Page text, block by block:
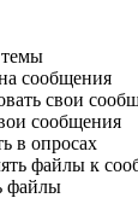
темы
сообщения
свои
сообщения
в опросах
файлы к
файлы